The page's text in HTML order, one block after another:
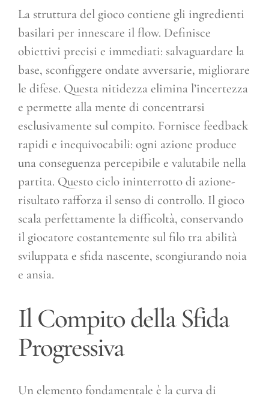
La struttura del gioco contiene gli ingredienti
basilari per innescare il flow. Definisce
obiettivi precisi e immediati: salvaguardare la
base, sconfiggere ondate avversarie, migliorare
le difese. Questa nitidezza elimina l’incertezza
e permette alla mente di concentrarsi
esclusivamente sul compito. Fornisce feedback
rapidi e inequivocabili: ogni azione produce
una conseguenza percepibile e valutabile nella
partita. Questo ciclo ininterrotto di azione-
risultato rafforza il senso di controllo. Il gioco
scala perfettamente la difficoltà, conservando
il giocatore costantemente sul filo tra abilità
sviluppata e sfida nascente, scongiurando noia
e ansia.
Il Compito della Sfida
Progressiva
Un elemento fondamentale è la curva di